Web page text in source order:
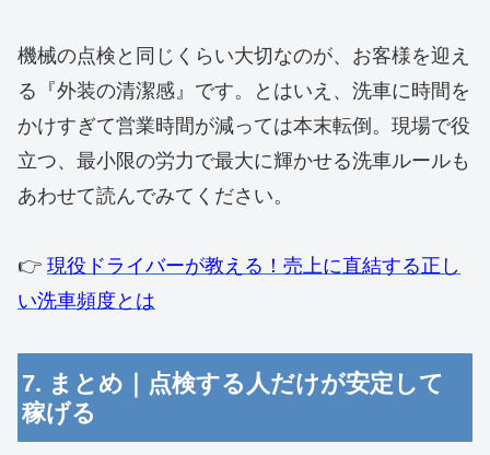
機械の点検と同じくらい大切なのが、お客様を迎え
る『外装の清潔感』です。とはいえ、洗車に時間を
かけすぎて営業時間が減っては本末転倒。現場で役
立つ、最小限の労力で最大に輝かせる洗車ルールも
あわせて読んでみてください。
👉 現役ドライバーが教える！売上に直結する正し
い洗車頻度とは
7. まとめ｜点検する人だけが安定して
稼げる